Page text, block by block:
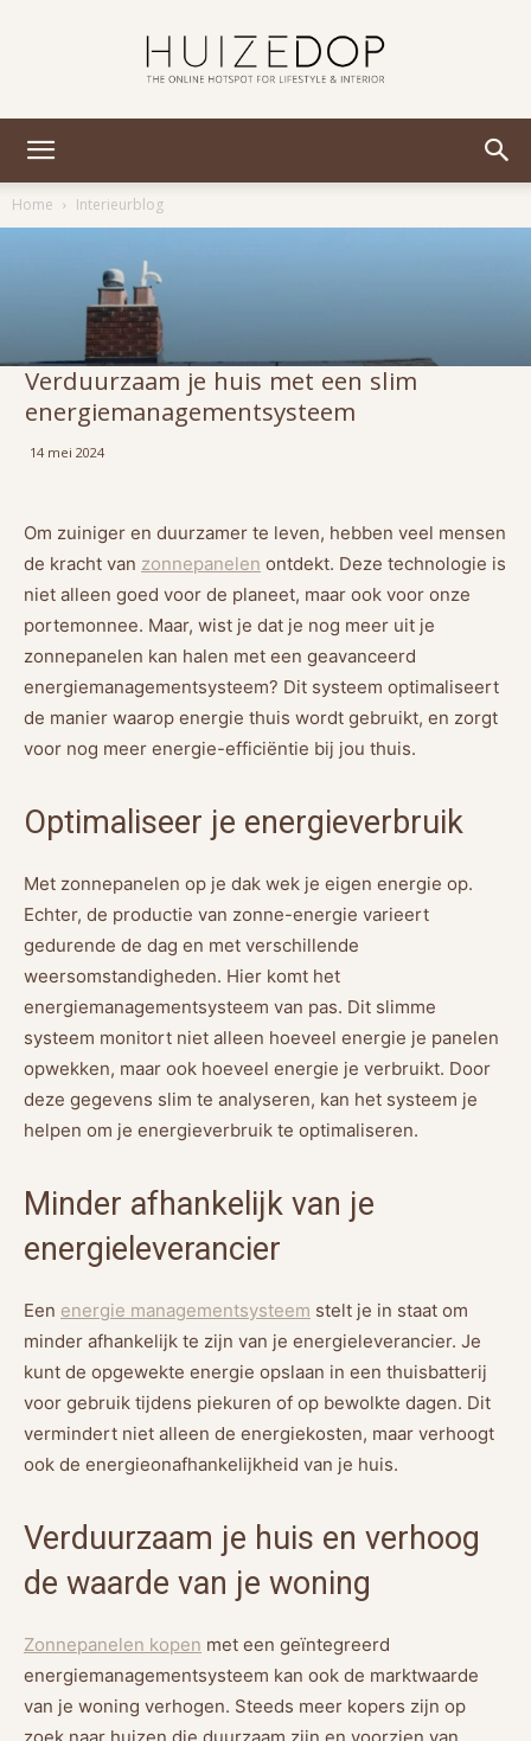
Home
Interieurblog
Verduurzaam je huis met een slim
energiemanagementsysteem
14 mei 2024
Om zuiniger en duurzamer te leven, hebben veel mensen
de kracht van zonnepanelen ontdekt. Deze technologie is
niet alleen goed voor de planeet, maar ook voor onze
portemonnee. Maar, wist je dat je nog meer uit je
zonnepanelen kan halen met een geavanceerd
energiemanagementsysteem? Dit systeem optimaliseert
de manier waarop energie thuis wordt gebruikt, en zorgt
voor nog meer energie-efficiëntie bij jou thuis.
Optimaliseer je energieverbruik
Met zonnepanelen op je dak wek je eigen energie op.
Echter, de productie van zonne-energie varieert
gedurende de dag en met verschillende
weersomstandigheden. Hier komt het
energiemanagementsysteem van pas. Dit slimme
systeem monitort niet alleen hoeveel energie je panelen
opwekken, maar ook hoeveel energie je verbruikt. Door
deze gegevens slim te analyseren, kan het systeem je
helpen om je energieverbruik te optimaliseren.
Minder afhankelijk van je
energieleverancier
Een energie managementsysteem stelt je in staat om
minder afhankelijk te zijn van je energieleverancier. Je
kunt de opgewekte energie opslaan in een thuisbatterij
voor gebruik tijdens piekuren of op bewolkte dagen. Dit
vermindert niet alleen de energiekosten, maar verhoogt
ook de energieonafhankelijkheid van je huis.
Verduurzaam je huis en verhoog
de waarde van je woning
Zonnepanelen kopen met een geïntegreerd
energiemanagementsysteem kan ook de marktwaarde
van je woning verhogen. Steeds meer kopers zijn op